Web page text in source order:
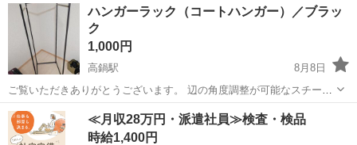
す。 商品名：シルバーラック 状態：中古品 現状販売 ※現物ご確認
のうえでご判断くだ...
宮崎 宮崎市 佐土原駅 収納家具
ハンガーラック（コートハンガー）／ブラッ
ク
1,000円
高鍋駅
8月8日
ご覧いただきありがとうございます。 辺の角度調整が可能なスチール
製のハンガーラック（コートハンガー）です。 使用シーンや部屋のス
ペースに合わせて角度を調整してお使いいただけます。 スタイリッシ
ュなブラックで、洋服やコートの収...
宮崎 児湯郡 高鍋駅 収納家具
≪月収28万円・派遣社員≫検査・検品
時給1,400円